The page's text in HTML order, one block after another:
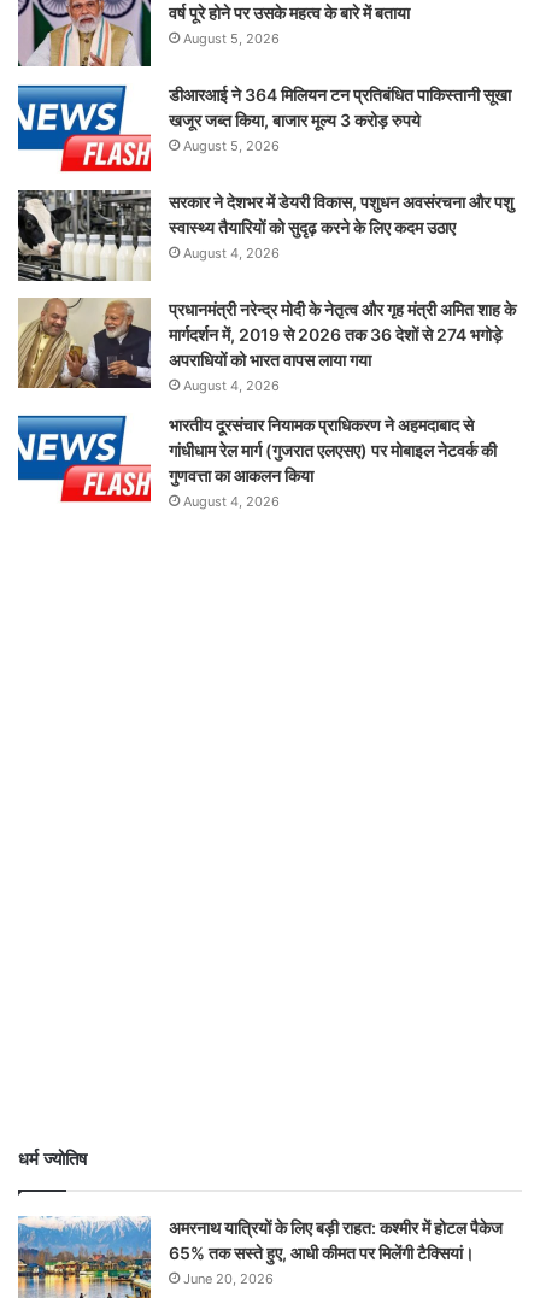
वर्ष पूरे होने पर उसके महत्व के बारे में बताया
August 5, 2026
डीआरआई ने 364 मिलियन टन प्रतिबंधित पाकिस्तानी सूखा
खजूर जब्त किया, बाजार मूल्य 3 करोड़ रुपये
August 5, 2026
सरकार ने देशभर में डेयरी विकास, पशुधन अवसंरचना और पशु
स्वास्थ्य तैयारियों को सुदृढ़ करने के लिए कदम उठाए
August 4, 2026
प्रधानमंत्री नरेन्द्र मोदी के नेतृत्व और गृह मंत्री अमित शाह के
मार्गदर्शन में, 2019 से 2026 तक 36 देशों से 274 भगोड़े
अपराधियों को भारत वापस लाया गया
August 4, 2026
भारतीय दूरसंचार नियामक प्राधिकरण ने अहमदाबाद से
गांधीधाम रेल मार्ग (गुजरात एलएसए) पर मोबाइल नेटवर्क की
गुणवत्ता का आकलन किया
August 4, 2026
धर्म ज्योतिष
अमरनाथ यात्रियों के लिए बड़ी राहत: कश्मीर में होटल पैकेज
65% तक सस्ते हुए, आधी कीमत पर मिलेंगी टैक्सियां।
June 20, 2026